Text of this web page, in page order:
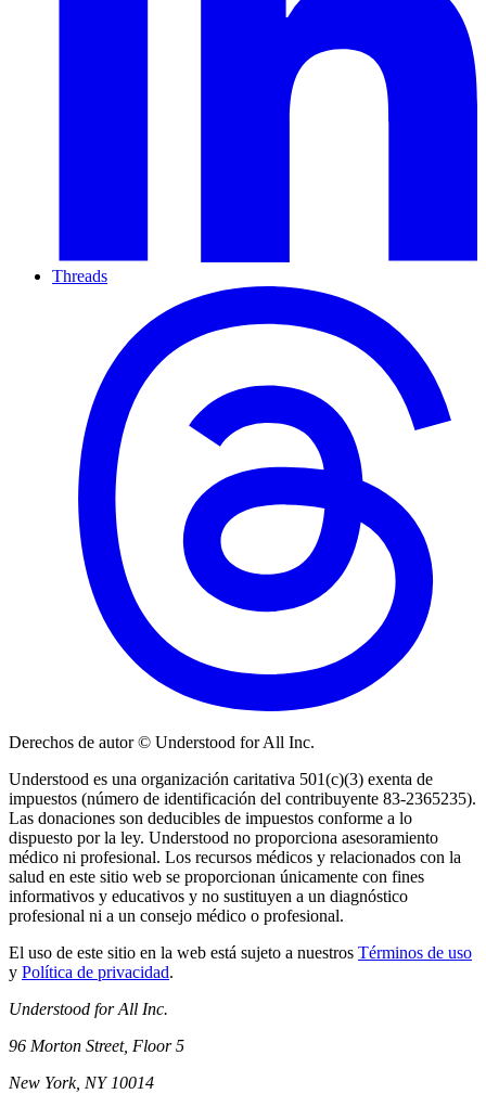
Threads
Derechos de autor © Understood for All Inc.
Understood es una organización caritativa 501(c)(3) exenta de
impuestos (número de identificación del contribuyente 83-2365235).
Las donaciones son deducibles de impuestos conforme a lo
dispuesto por la ley. Understood no proporciona asesoramiento
médico ni profesional. Los recursos médicos y relacionados con la
salud en este sitio web se proporcionan únicamente con fines
informativos y educativos y no sustituyen a un diagnóstico
profesional ni a un consejo médico o profesional.
El uso de este sitio en la web está sujeto a nuestros Términos de uso
y Política de privacidad.
Understood for All Inc.
96 Morton Street, Floor 5
New York, NY 10014